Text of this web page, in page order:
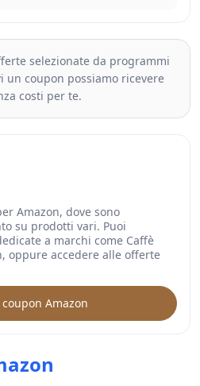
selezionate da programmi
un coupon possiamo ricevere
costi per te.
Amazon, dove sono
su prodotti vari. Puoi
a marchi come Caffè
oppure accedere alle offerte
Amazon